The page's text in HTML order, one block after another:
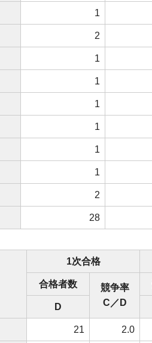
1
2
1
1
1
1
1
1
2
28
1次合格
合格者数
競争率
C／D
D
21 2.0